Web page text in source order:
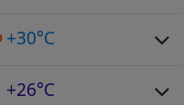
+30°C
+26°C